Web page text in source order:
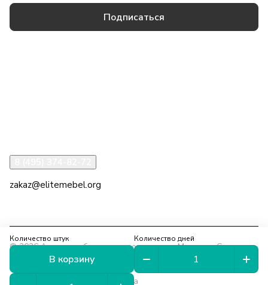
Количество дней
Количество штук
В корзину
Подписаться
zakaz@elitemebel.org
© 2026 Аренда мебели на мероприятия в Москве и Санкт-
Петербурге
Конфиденциальность
Оферта